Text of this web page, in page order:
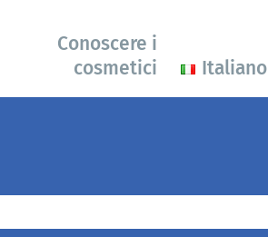
Conoscere i
cosmetici
Italiano